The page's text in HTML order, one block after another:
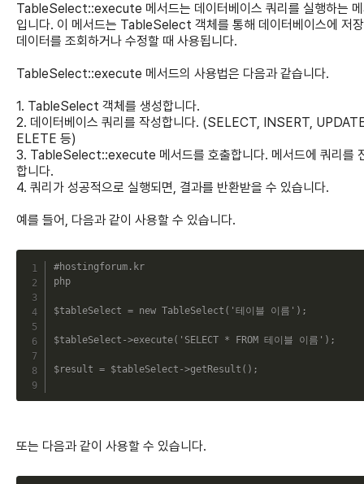
TableSelect::execute 메서드는 데이터베이스 쿼리를 실행하는
입니다. 이 메서드는 TableSelect 객체를 통해 데이터베이스에 저
데이터를 조회하거나 수정할 때 사용됩니다.
TableSelect::execute 메서드의 사용법은 다음과 같습니다.
1. TableSelect 객체를 생성합니다.
2. 데이터베이스 쿼리를 작성합니다. (SELECT, INSERT,
ELETE 등)
3. TableSelect::execute 메서드를 호출합니다. 메서드에 쿼리를
합니다.
4. 쿼리가 성공적으로 실행되면, 결과를 반환받을 수 있습니다.
예를 들어, 다음과 같이 사용할 수 있습니다.
#hostingforum.kr
php
$tableSelect = new TableSelect ( '테이블 이름' ) ;
$tableSelect ->execute( 'SELECT * FROM 테이블 이름' ) ;
$result = $tableSelect ->getResult ( ) ;
또는 다음과 같이 사용할 수 있습니다.